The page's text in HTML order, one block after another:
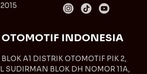
OTOMOTIF INDONESIA
A1 DISTRIK OTOMOTIF PIK 2,
SUDIRMAN BLOK DH NOMOR 11A,